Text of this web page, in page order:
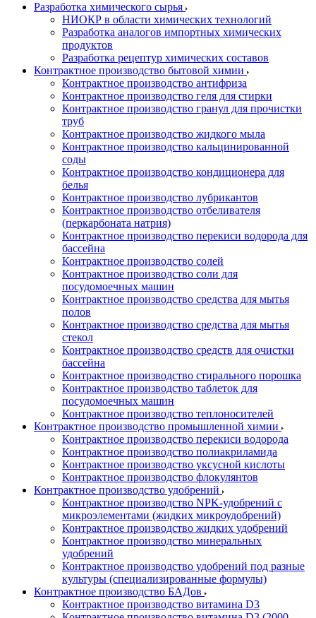
Разработка химического сырья
НИОКР в области химических технологий
Разработка аналогов импортных химических
продуктов
Разработка рецептур химических составов
Контрактное производство бытовой химии
Контрактное производство антифриза
Контрактное производство геля для стирки
Контрактное производство гранул для прочистки
труб
Контрактное производство жидкого мыла
Контрактное производство кальцинированной
соды
Контрактное производство кондиционера для
белья
Контрактное производство лубрикантов
Контрактное производство отбеливателя
(перкарбоната натрия)
Контрактное производство перекиси водорода для
бассейна
Контрактное производство солей
Контрактное производство соли для
посудомоечных машин
Контрактное производство средства для мытья
полов
Контрактное производство средства для мытья
стекол
Контрактное производство средств для очистки
бассейна
Контрактное производство стирального порошка
Контрактное производство таблеток для
посудомоечных машин
Контрактное производство теплоносителей
Контрактное производство промышленной химии
Контрактное производство перекиси водорода
Контрактное производство полиакриламида
Контрактное производство уксусной кислоты
Контрактное производство флокулянтов
Контрактное производство удобрений
Контрактное производство NPK-удобрений с
микроэлементами (жидких микроудобрений)
Контрактное производство жидких удобрений
Контрактное производство минеральных
удобрений
Контрактное производство удобрений под разные
культуры (специализированные формулы)
Контрактное производство БАДов
Контрактное производство витамина D3